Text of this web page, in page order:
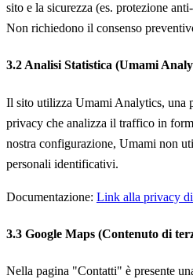
sito e la sicurezza (es. protezione
Non richiedono il consenso
3.2 Analisi Statistica (Umami
Il sito utilizza Umami Analytics, una
privacy che analizza il traffico in
nostra configurazione, Umami non
personali identificativi.
Documentazione: Link alla privacy
3.3 Google Maps (Contenuto di
Nella pagina "Contatti" è presente